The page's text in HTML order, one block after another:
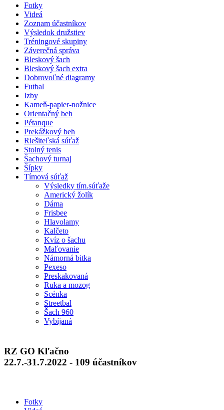
Fotky
Videá
Zoznam účastníkov
Výsledok družstiev
Tréningové skupiny
Záverečná správa
Bleskový šach
Bleskový šach extra
Dobrovoľné diagramy
Futbal
Izby
Kameň-papier-nožnice
Orientačný beh
Pétanque
Prekážkový beh
Riešiteľská súťaž
Stolný tenis
Šachový turnaj
Šípky
Tímová súťaž
Výsledky tím.súťaže
Americký žolík
Dáma
Frisbee
Hlavolamy
Kalčeto
Kvíz o šachu
Maľovanie
Námorná bitka
Pexeso
Preskakovaná
Ruka a mozog
Scénka
Streetbal
Šach 960
Vybíjaná
RZ GO Kľačno
22.7.-31.7.2022 - 109 účastníkov
Fotky